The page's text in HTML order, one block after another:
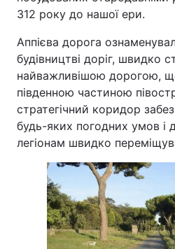
312 року до нашої ери.
Аппієва дорога
будівництві доріг, швидко
найважливішою дорогою,
південною частиною
стратегічний коридор
будь-яких погодних умов і
легіонам швидко